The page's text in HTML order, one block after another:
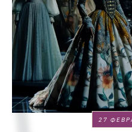
27